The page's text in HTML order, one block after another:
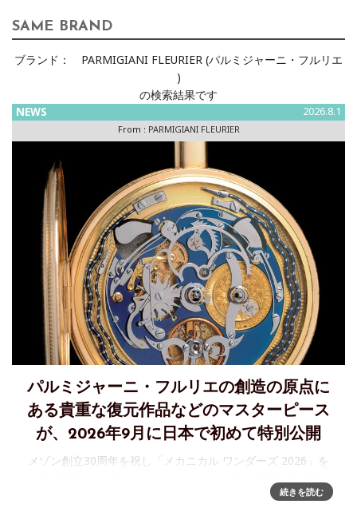
SAME BRAND
ブランド：
PARMIGIANI FLEURIER (パルミジャーニ・フルリエ
)
の検索結果です
NEWS 2026.8.1
From : PARMIGIANI FLEURIER
パルミジャーニ・フルリエの創造の原点に
ある貴重な復元作品などのマスターピース
が、2026年9月に日本で初めて特別公開
メゾン創立30周年を祝し「メカニカル ワンダーズ 2026」を
ォッチメゾンのパルミジャーニ・フルリエは、創立30周年を
続きを読む